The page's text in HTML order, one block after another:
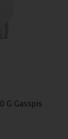
G Gasspis